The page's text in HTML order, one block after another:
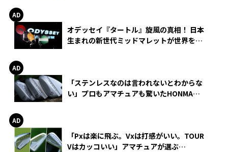
オデッセイ『タートル』旋風の真相！ 日本
生まれの新世代ミッドマレットが世界を席
「ステンレスなのは言われないとわからな
い」プロもアマチュアも驚いたHONMA
「Pxは楽に飛ぶ。Vxは打感がいい。TOUR
Vはカッコいい」アマチュアが選ぶ